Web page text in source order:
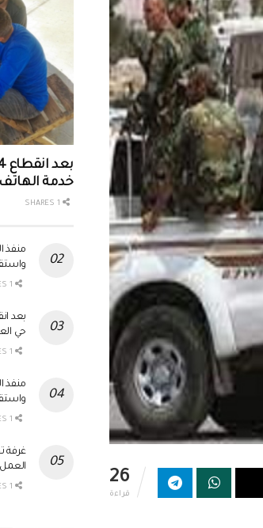
26
قراءة
خدمة الهاتف
منفذ
حي
منفذ
غرفة
العمل